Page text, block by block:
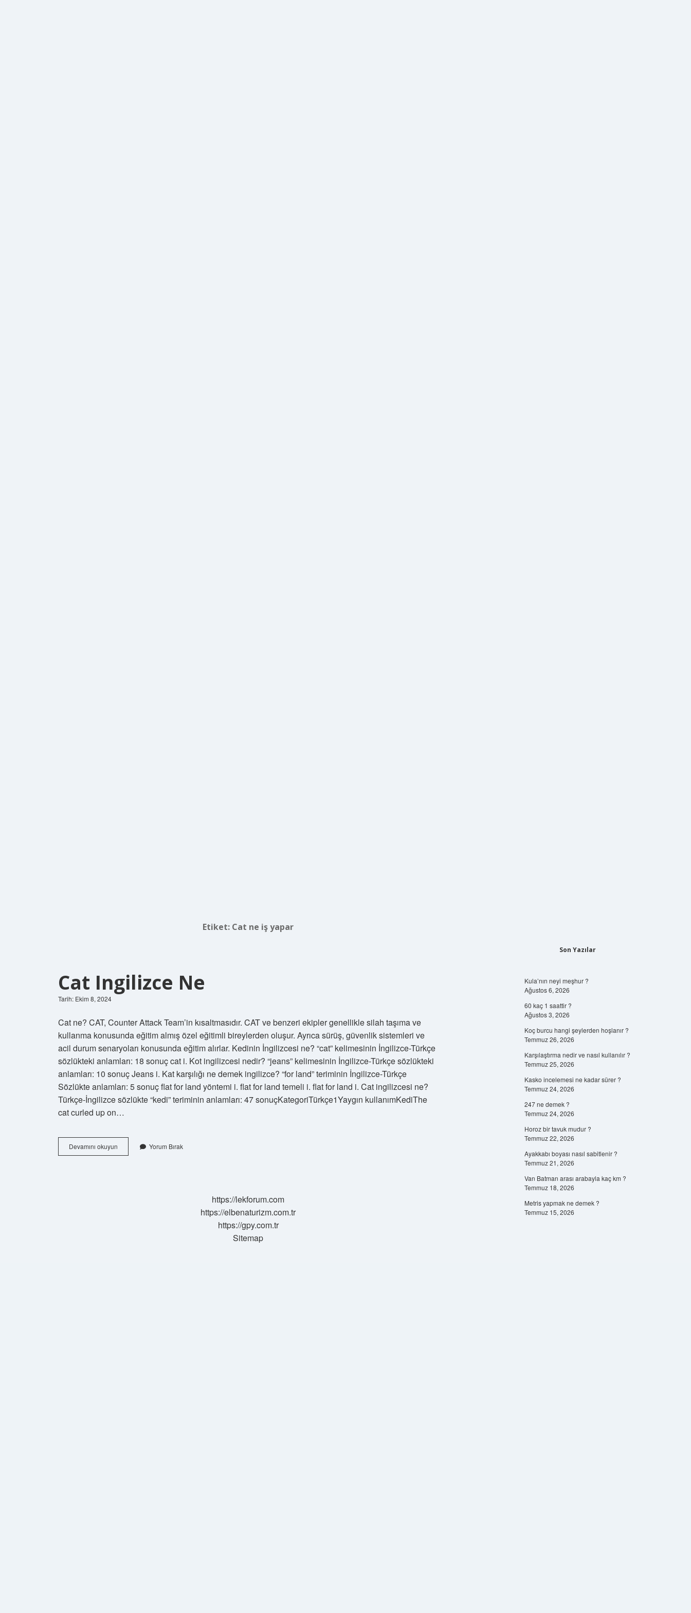
Etiket: Cat ne iş yapar
Cat Ingilizce Ne
Tarih: Ekim 8, 2024
Cat ne? CAT, Counter Attack Team’in kısaltmasıdır. CAT ve benzeri ekipler genellikle silah taşıma ve
kullanma konusunda eğitim almış özel eğitimli bireylerden oluşur. Ayrıca sürüş, güvenlik sistemleri ve
acil durum senaryoları konusunda eğitim alırlar. Kedinin İngilizcesi ne? “cat” kelimesinin İngilizce-Türkçe
sözlükteki anlamları: 18 sonuç cat i. Kot ingilizcesi nedir? “jeans” kelimesinin İngilizce-Türkçe sözlükteki
anlamları: 10 sonuç Jeans i. Kat karşılığı ne demek ingilizce? “for land” teriminin İngilizce-Türkçe
Sözlükte anlamları: 5 sonuç flat for land yöntemi i. flat for land temeli i. flat for land i. Cat ingilizcesi ne?
Türkçe-İngilizce sözlükte “kedi” teriminin anlamları: 47 sonuçKategoriTürkçe1Yaygın kullanımKediThe
cat curled up on…
Devamını okuyun
Ingilizce
Yorum Bırak
https://lekforum.com
https://elbenaturizm.com.tr
https://gpy.com.tr
Sitemap
Son Yazılar
Kula’nın neyi meşhur ?
Ağustos 6, 2026
60 kaç 1 saattir ?
Ağustos 3, 2026
Koç burcu hangi şeylerden hoşlanır ?
Temmuz 26, 2026
Karşılaştırma nedir ve nasıl kullanılır ?
Temmuz 25, 2026
Kasko incelemesi ne kadar sürer ?
Temmuz 24, 2026
247 ne demek ?
Temmuz 24, 2026
Horoz bir tavuk mudur ?
Temmuz 22, 2026
Ayakkabı boyası nasıl sabitlenir ?
Temmuz 21, 2026
Van Batman arası arabayla kaç km ?
Temmuz 18, 2026
Metris yapmak ne demek ?
Temmuz 15, 2026